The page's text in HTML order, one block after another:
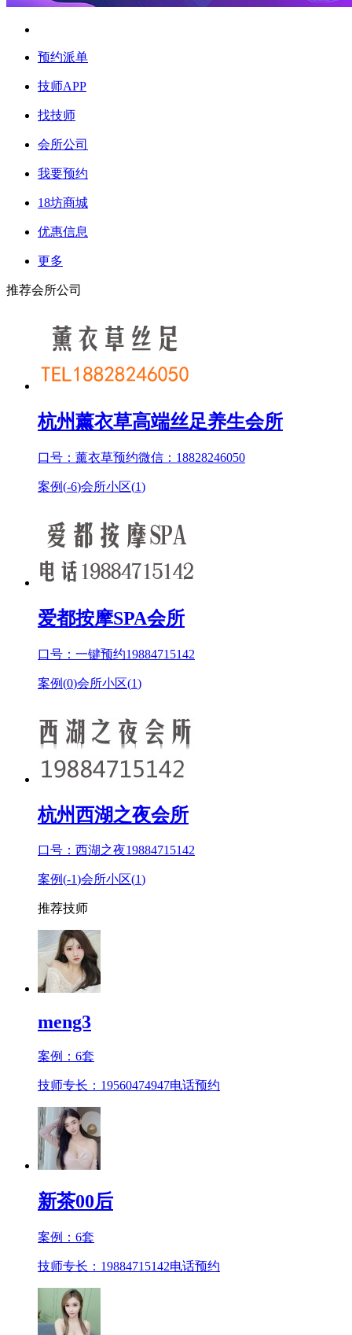
预约派单
技师APP
找技师
会所公司
我要预约
18坊商城
优惠信息
更多
推荐会所公司
杭州薰衣草高端丝足养生会所
口号：薰衣草预约微信：18828246050
案例(-6)会所小区(1)
爱都按摩SPA会所
口号：一键预约19884715142
案例(0)会所小区(1)
杭州西湖之夜会所
口号：西湖之夜19884715142
案例(-1)会所小区(1)
推荐技师
meng3
案例： 6套
技师专长：19560474947电话预约
新茶00后
案例： 6套
技师专长：19884715142电话预约